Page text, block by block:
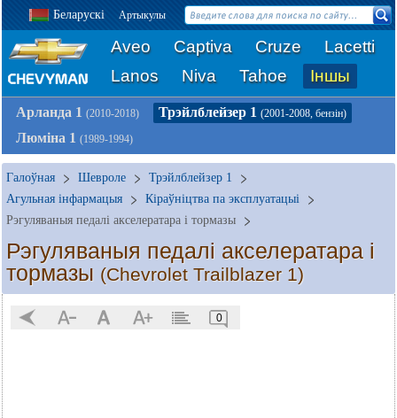
Беларускі Артыкулы
Aveo Captiva Cruze
Lacetti
Lanos
Niva Tahoe Іншы
Арланда 1 (2010-2018) Трэйлблейзер 1 (2001-2008, бензін)
Люміна 1 (1989-1994)
Галоўная Шевроле
Трэйлблейзер 1
Агульная інфармацыя
Кіраўніцтва па эксплуатацыі
Рэгуляваныя педалі акселератара і тормазы
Рэгуляваныя педалі акселератара і
тормазы (Chevrolet Trailblazer 1)
0